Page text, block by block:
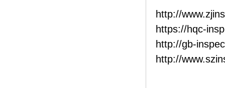
http://
https://hqc-
http://gb-
http://